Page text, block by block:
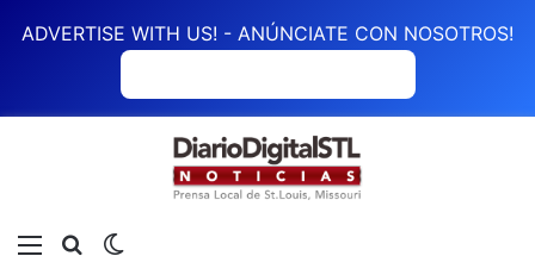
ADVERTISE WITH US! - ANÚNCIATE CON NOSOTROS!
Menú Buscar